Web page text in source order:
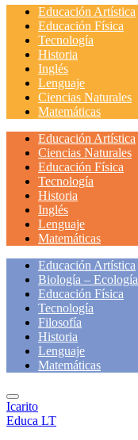
Educación Artística
Educación Física
Tecnología
Historia
Inglés
Lenguaje
Ciencias Naturales
Matemáticas
Educación Artística
Ciencias Naturales
Educación Física
Tecnología
Historia
Inglés
Lenguaje
Matemáticas
Educación Artística
Biología – Ecología
Educación Física
Tecnología
Filosofía
Historia
Lenguaje
Matemáticas
Icarito
Educa LT